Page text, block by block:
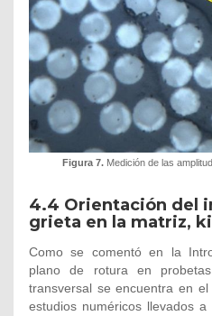
Figura 7. Medición de las
4.4 Orientación del
grieta en la matriz,
Como se comentó en la
plano de rotura en
transversal se encuentra en
estudios numéricos llevados